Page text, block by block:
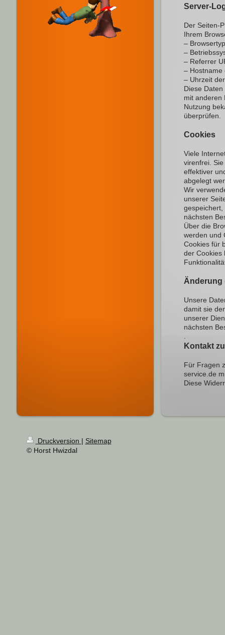
Server-
Der Seiten-
Ihrem
–
–
– Referrer
– Hostname
– Uhrzeit
Diese
mit anderen
Nutzung
überprüfen.
Cookies
Viele
virenfrei.
effektiver
abgelegt
Wir
unserer
gespeichert,
nächsten
Über die
werden und
Cookies für
der Cookies
Änderung
Unsere
damit sie
unserer
nächsten
Kontakt
Für Fragen
service.de
Diese
Druckversion | Sitemap
© Horst Hwizdal